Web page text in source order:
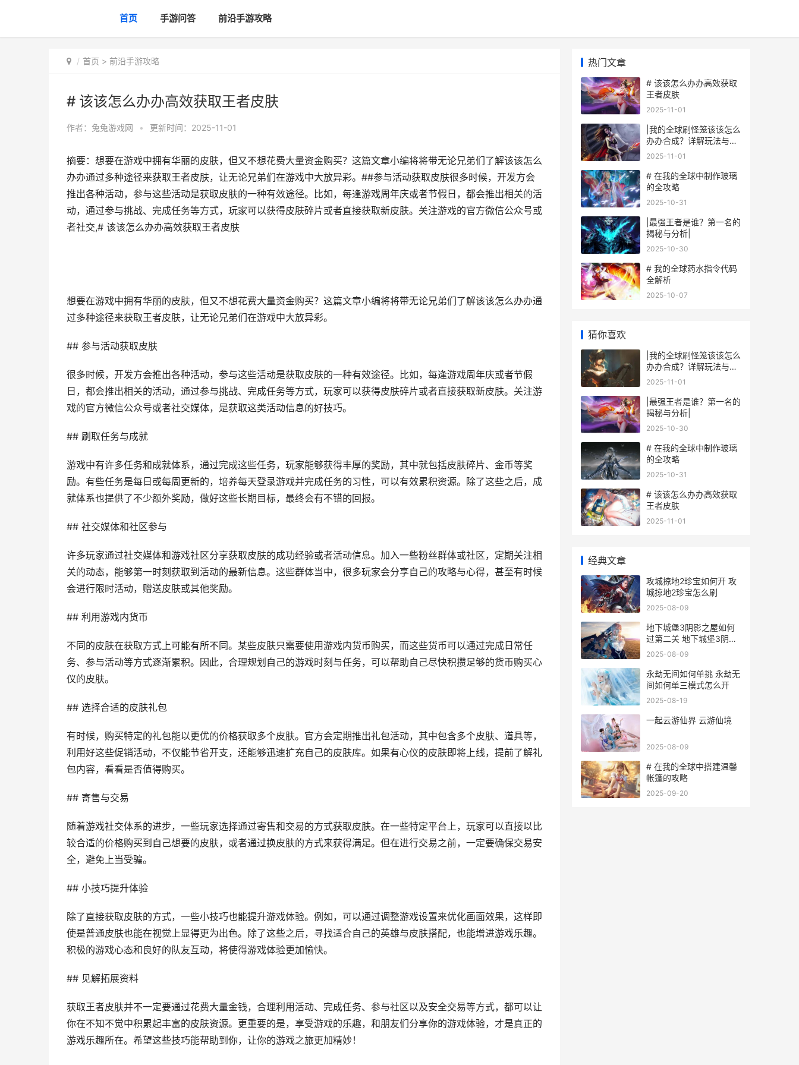
首页 手游问答 前沿手游攻略
首页 > 前沿手游攻略
# 该该怎么办办高效获取王者皮肤
作者： 兔兔游戏网 • 更新时间：2025-11-01
摘要：想要在游戏中拥有华丽的皮肤，但又不想花费大量资金购买？这篇文章小编将将带无论兄弟们了解该该怎么
办办通过多种途径来获取王者皮肤，让无论兄弟们在游戏中大放异彩。##参与活动获取皮肤很多时候，开发方会
推出各种活动，参与这些活动是获取皮肤的一种有效途径。比如，每逢游戏周年庆或者节假日，都会推出相关的活
动，通过参与挑战、完成任务等方式，玩家可以获得皮肤碎片或者直接获取新皮肤。关注游戏的官方微信公众号或
者社交,# 该该怎么办办高效获取王者皮肤
想要在游戏中拥有华丽的皮肤，但又不想花费大量资金购买？这篇文章小编将将带无论兄弟们了解该该怎么办办通
过多种途径来获取王者皮肤，让无论兄弟们在游戏中大放异彩。
## 参与活动获取皮肤
很多时候，开发方会推出各种活动，参与这些活动是获取皮肤的一种有效途径。比如，每逢游戏周年庆或者节假
日，都会推出相关的活动，通过参与挑战、完成任务等方式，玩家可以获得皮肤碎片或者直接获取新皮肤。关注游
戏的官方微信公众号或者社交媒体，是获取这类活动信息的好技巧。
## 刷取任务与成就
游戏中有许多任务和成就体系，通过完成这些任务，玩家能够获得丰厚的奖励，其中就包括皮肤碎片、金币等奖
励。有些任务是每日或每周更新的，培养每天登录游戏并完成任务的习性，可以有效累积资源。除了这些之后，成
就体系也提供了不少额外奖励，做好这些长期目标，最终会有不错的回报。
## 社交媒体和社区参与
许多玩家通过社交媒体和游戏社区分享获取皮肤的成功经验或者活动信息。加入一些粉丝群体或社区，定期关注相
关的动态，能够第一时刻获取到活动的最新信息。这些群体当中，很多玩家会分享自己的攻略与心得，甚至有时候
会进行限时活动，赠送皮肤或其他奖励。
## 利用游戏内货币
不同的皮肤在获取方式上可能有所不同。某些皮肤只需要使用游戏内货币购买，而这些货币可以通过完成日常任
务、参与活动等方式逐渐累积。因此，合理规划自己的游戏时刻与任务，可以帮助自己尽快积攒足够的货币购买心
仪的皮肤。
## 选择合适的皮肤礼包
有时候，购买特定的礼包能以更优的价格获取多个皮肤。官方会定期推出礼包活动，其中包含多个皮肤、道具等，
利用好这些促销活动，不仅能节省开支，还能够迅速扩充自己的皮肤库。如果有心仪的皮肤即将上线，提前了解礼
包内容，看看是否值得购买。
## 寄售与交易
随着游戏社交体系的进步，一些玩家选择通过寄售和交易的方式获取皮肤。在一些特定平台上，玩家可以直接以比
较合适的价格购买到自己想要的皮肤，或者通过换皮肤的方式来获得满足。但在进行交易之前，一定要确保交易安
全，避免上当受骗。
## 小技巧提升体验
除了直接获取皮肤的方式，一些小技巧也能提升游戏体验。例如，可以通过调整游戏设置来优化画面效果，这样即
使是普通皮肤也能在视觉上显得更为出色。除了这些之后，寻找适合自己的英雄与皮肤搭配，也能增进游戏乐趣。
积极的游戏心态和良好的队友互动，将使得游戏体验更加愉快。
## 见解拓展资料
获取王者皮肤并不一定要通过花费大量金钱，合理利用活动、完成任务、参与社区以及安全交易等方式，都可以让
你在不知不觉中积累起丰富的皮肤资源。更重要的是，享受游戏的乐趣，和朋友们分享你的游戏体验，才是真正的
游戏乐趣所在。希望这些技巧能帮助到你，让你的游戏之旅更加精妙！
热门文章
# 该该怎么办办高效获取
王者皮肤
2025-11-01
|我的全球刷怪笼该该怎么
办办合成？详解玩法与技
巧|
2025-11-01
# 在我的全球中制作玻璃
的全攻略
2025-10-31
|最强王者是谁？第一名的
揭秘与分析|
2025-10-30
# 我的全球药水指令代码
全解析
2025-10-07
猜你喜欢
|我的全球刷怪笼该该怎么
办办合成？详解玩法与技
巧|
2025-11-01
|最强王者是谁？第一名的
揭秘与分析|
2025-10-30
# 在我的全球中制作玻璃
的全攻略
2025-10-31
# 该该怎么办办高效获取
王者皮肤
2025-11-01
经典文章
攻城掠地2珍宝如何开 攻
城掠地2珍宝怎么刷
2025-08-09
地下城堡3阴影之屋如何
过第二关 地下城堡3阴影
刺客怎么打
2025-08-09
永劫无间如何单挑 永劫无
间如何单三模式怎么开
2025-08-19
一起云游仙界 云游仙境
2025-08-09
# 在我的全球中搭建温馨
帐篷的攻略
2025-09-20